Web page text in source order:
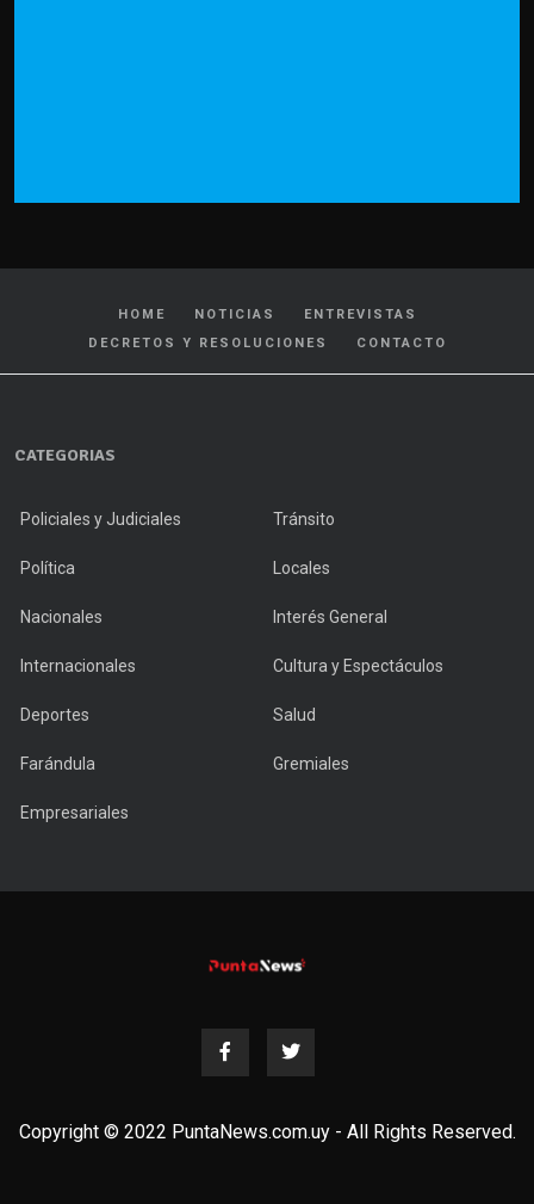
HOME NOTICIAS
ENTREVISTAS
DECRETOS Y RESOLUCIONES
CONTACTO
CATEGORIAS
Policiales y Judiciales Tránsito
Política Locales
Nacionales Interés General
Internacionales Cultura y Espectáculos
Deportes Salud
Farándula Gremiales
Empresariales
Copyright © 2022 PuntaNews.com.uy - All Rights Reserved.